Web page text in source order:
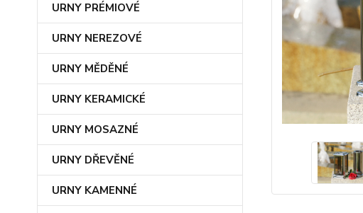
URNY PRÉMIOVÉ
URNY NEREZOVÉ
URNY MĚDĚNÉ
URNY KERAMICKÉ
URNY MOSAZNÉ
URNY DŘEVĚNÉ
URNY KAMENNÉ